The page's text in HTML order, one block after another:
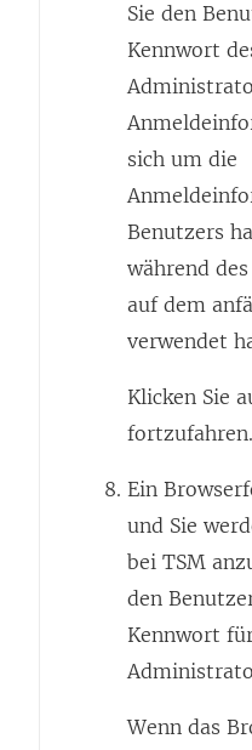
Sie den
Kennwort
sich um die
Benutzers
während
auf dem
verwendet
Klicken Sie
fortzufahren.
Ein
und Sie
bei TSM
den
Kennwort
Wenn das